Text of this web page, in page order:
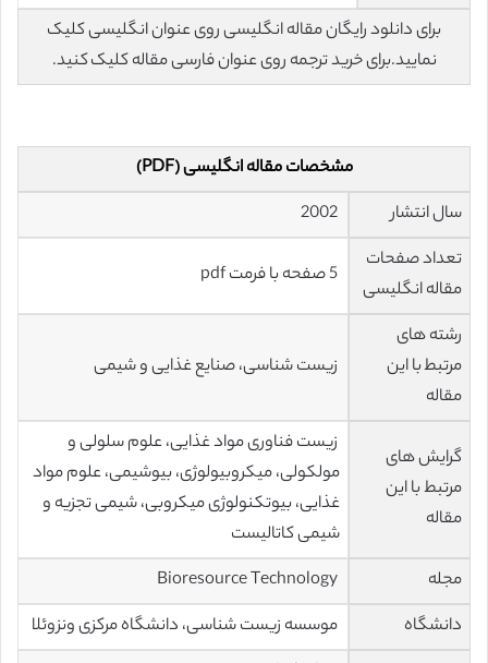
برای دانلود رایگان مقاله انگلیسی روی عنوان انگلیسی کلیک
نمایید.برای خرید ترجمه روی عنوان فارسی مقاله کلیک کنید.
مشخصات مقاله انگلیسی (PDF)
سال انتشار
تعداد صفحات
مقاله انگلیسی
رشته های
مرتبط با این
مقاله
زیست شناسی، صنایع غذایی و شیمی
گرایش های
مرتبط با این
مقاله
زیست فناوری مواد غذایی، علوم‌ سلولی‌ و
مولکولی‌، میکروبیولوژی، بیوشیمی، علوم مواد
غذایی، بیوتکنولوژی میکروبی، شیمی تجزیه و
شیمی کاتالیست
مجله
دانشگاه
موسسه زیست شناسی، دانشگاه مرکزی ونزوئلا